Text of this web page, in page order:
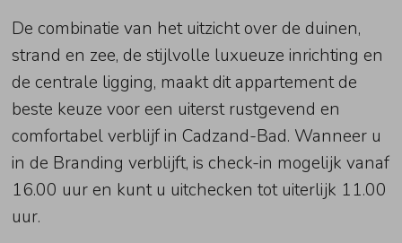
De combinatie van het uitzicht over de duinen,
strand en zee, de stijlvolle luxueuze inrichting en
de centrale ligging, maakt dit appartement de
beste keuze voor een uiterst rustgevend en
comfortabel verblijf in Cadzand-Bad. Wanneer u
in de Branding verblijft, is check-in mogelijk vanaf
16.00 uur en kunt u uitchecken tot uiterlijk 11.00
uur.